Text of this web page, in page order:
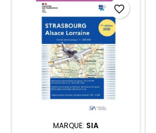
MARQUE: SIA
favorite_border